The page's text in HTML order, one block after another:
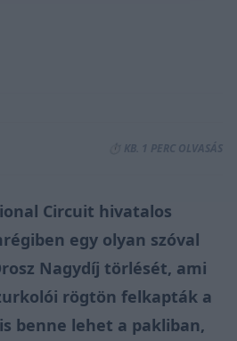
⏱️ KB. 1 PERC OLVASÁS
Circuit hivatalos
egy olyan szóval
Nagydíj törlését, ami
rögtön felkapták a
benne lehet a pakliban,